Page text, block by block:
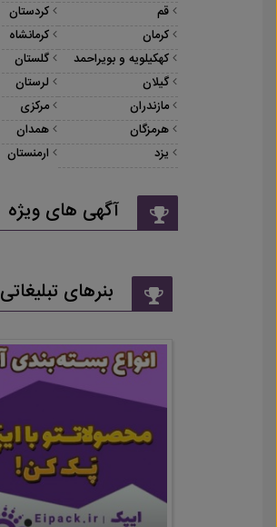
قم
کردستان
کرمان
کرمانشاه
کهکیلویه و بویراحمد
گلستان
گیلان
لرستان
مازندران
مرکزی
هرمزگان
همدان
یزد
ارمنستان
آگهی های ویژه
بنرهای تبلیغاتی